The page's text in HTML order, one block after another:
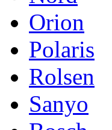
Orion
Polaris
Rolsen
Sanyo